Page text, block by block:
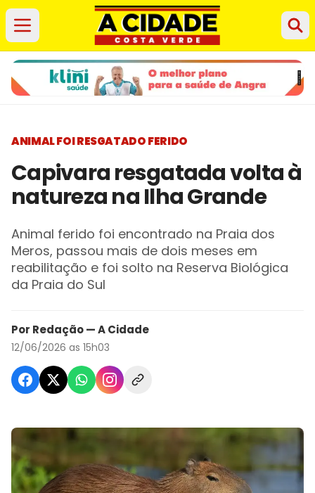
ANIMAL FOI RESGATADO FERIDO
Capivara resgatada volta à
natureza na Ilha Grande
Animal ferido foi encontrado na Praia dos
Meros, passou mais de dois meses em
reabilitação e foi solto na Reserva Biológica
da Praia do Sul
Por Redação — A Cidade
12/06/2026 as 15h03